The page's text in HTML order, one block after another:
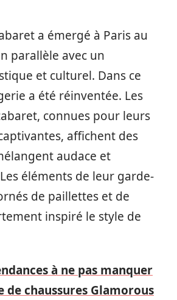
a émergé à Paris au
parallèle avec un
et culturel. Dans ce
a été réinventée. Les
connues pour leurs
affichent des
audace et
éléments de leur garde-
de paillettes et de
inspiré le style de
à ne pas manquer
de chaussures Glamorous